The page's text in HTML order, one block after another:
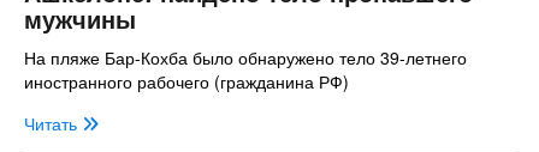
мужчины
На пляже Бар-Кохба было обнаружено тело 39-летнего
иностранного рабочего (гражданина РФ)
Читать